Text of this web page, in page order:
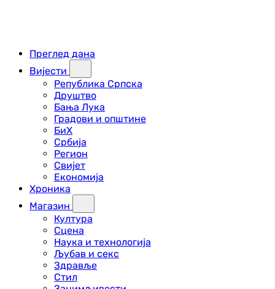
Преглед дана
Вијести
Република Српска
Друштво
Бања Лука
Градови и општине
БиХ
Србија
Регион
Свијет
Економија
Хроника
Магазин
Култура
Сцена
Наука и технологија
Љубав и секс
Здравље
Стил